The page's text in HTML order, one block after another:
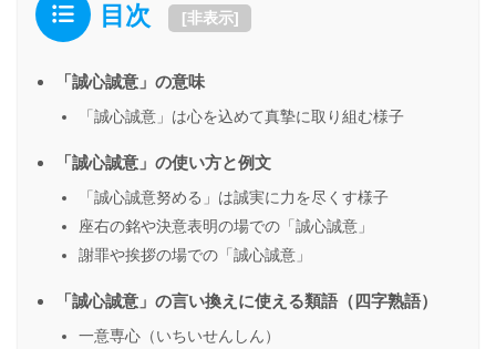
目次 [非表示]
「誠心誠意」の意味
「誠心誠意」は心を込めて真摯に取り組む様子
「誠心誠意」の使い方と例文
「誠心誠意努める」は誠実に力を尽くす様子
座右の銘や決意表明の場での「誠心誠意」
謝罪や挨拶の場での「誠心誠意」
「誠心誠意」の言い換えに使える類語（四字熟語）
一意専心（いちいせんしん）